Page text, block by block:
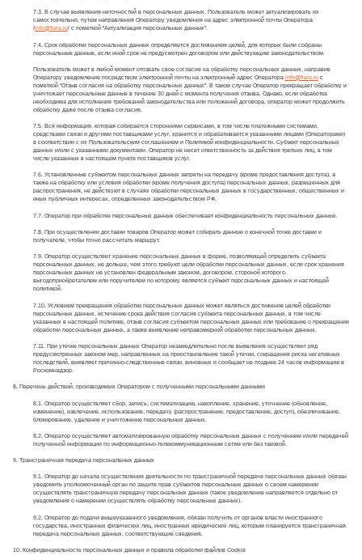
7.3. В случае выявления неточностей в персональных данных, Пользователь может актуализировать их
самостоятельно, путем направления Оператору уведомления на адрес электронной почты Оператора
/info@fiera.ru/ с пометкой "Актуализация персональных данных".
7.4. Срок обработки персональных данных определяется достижением целей, для которых были собраны
персональные данные, если иной срок не предусмотрен договором или действующим законодательством.
Пользователь может в любой момент отозвать свое согласие на обработку персональных данных, направив
Оператору уведомление посредством электронной почты на электронный адрес Оператора info@fiera.ru с
пометкой "Отзыв согласия на обработку персональных данных". В таком случае Оператор прекращает обработку и
уничтожает персональные данные в течение 30 дней с момента получения отзыва. Однако, если обработка
необходима для исполнения требований законодательства или положений договора, оператор может продолжить
обработку даже после отзыва согласия.
7.5. Вся информация, которая собирается сторонними сервисами, в том числе платежными системами,
средствами связи и другими поставщиками услуг, хранится и обрабатывается указанными лицами (Операторами)
в соответствии с их Пользовательским соглашением и Политикой конфиденциальности. Субъект персональных
данных и/или с указанными документами. Оператор не несет ответственность за действия третьих лиц, в том
числе указанных в настоящем пункте поставщиков услуг.
7.6. Установленные субъектом персональных данных запреты на передачу (кроме предоставления доступа), а
также на обработку или условия обработки (кроме получения доступа) персональных данных, разрешенных для
распространения, не действуют в случаях обработки персональных данных в государственных, общественных и
иных публичных интересах, определенных законодательством РФ.
7.7. Оператор при обработке персональных данных обеспечивает конфиденциальность персональных данных.
7.8. При осуществлении доставки товаров Оператор может собирать данные о конечной точке доставки и
получателе, чтобы точно рассчитать маршрут.
7.9. Оператор осуществляет хранение персональных данных в форме, позволяющей определить субъекта
персональных данных, не дольше, чем этого требуют цели обработки персональных данных, если срок хранения
персональных данных не установлен федеральным законом, договором, стороной которого,
выгодоприобретателем или поручителем по которому является субъект персональных данных и настоящей
политикой.
7.10. Условием прекращения обработки персональных данных может являться достижение целей обработки
персональных данных, истечение срока действия согласия субъекта персональных данных, в том числе
указанных в настоящей политике, отзыв согласия субъектом персональных данных или требование о прекращении
обработки персональных данных, а также выявление неправомерной обработки персональных данных.
7.11. При утечке персональных данных Оператор незамедлительно после выявления осуществляет ряд
предусмотренных законом мер, направленных на приостановление такой утечки, сокращения риска негативных
последствий, выявляет причинно-следственные связи, виновных и сообщает не позднее 24 часов информацию в
Роскомнадзор.
8. Перечень действий, производимых Оператором с полученными персональными данными
8.1. Оператор осуществляет сбор, запись, систематизацию, накопление, хранение, уточнение (обновление,
изменение), извлечение, использование, передачу (распространение, предоставление, доступ), обезличивание,
блокирование, удаление и уничтожение персональных данных.
8.2. Оператор осуществляет автоматизированную обработку персональных данных с получением и/или передачей
полученной информации по информационно-телекоммуникационным сетям или без таковой.
9. Трансграничная передача персональных данных
9.1. Оператор до начала осуществления деятельности по трансграничной передаче персональных данных обязан
уведомить уполномоченный орган по защите прав субъектов персональных данных о своем намерении
осуществлять трансграничную передачу персональных данных (такое уведомление направляется отдельно от
уведомления о намерении осуществлять обработку персональных данных).
9.2. Оператор до подачи вышеуказанного уведомления, обязан получить от органов власти иностранного
государства, иностранных физических лиц, иностранных юридических лиц, которым планируется трансграничная
передача персональных данных, соответствующие сведения.
10. Конфиденциальность персональных данных и правила обработки файлов Сookie